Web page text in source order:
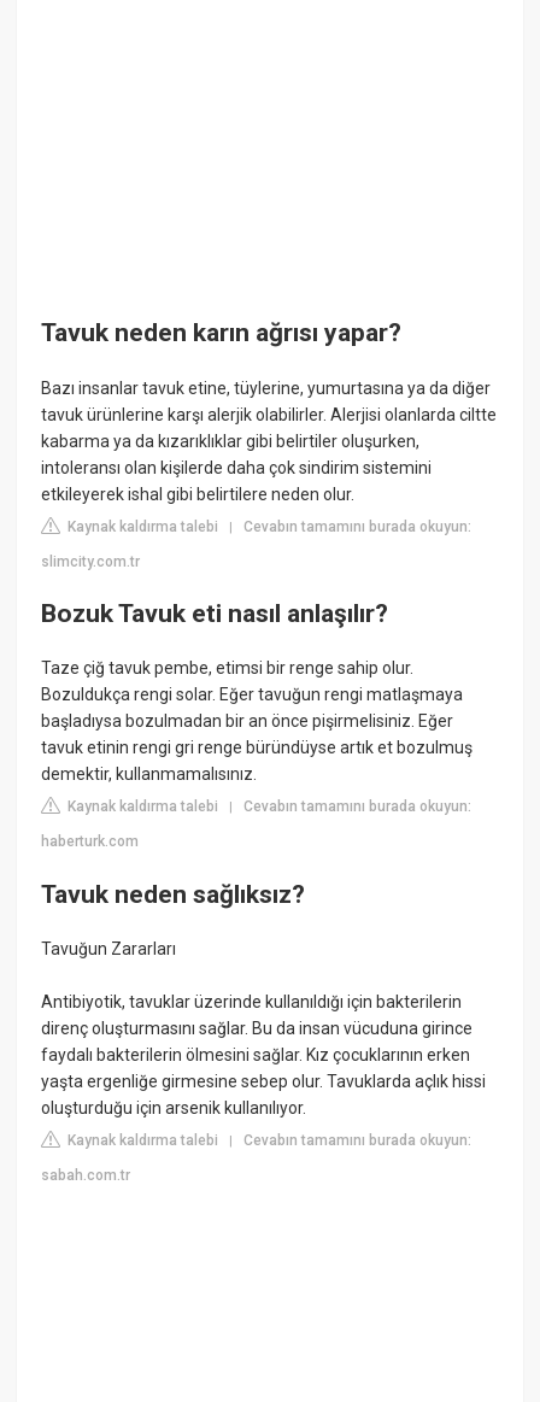
Tavuk neden karın ağrısı yapar?
Bazı insanlar tavuk etine, tüylerine, yumurtasına ya da diğer
tavuk ürünlerine karşı alerjik olabilirler. Alerjisi olanlarda ciltte
kabarma ya da kızarıklıklar gibi belirtiler oluşurken,
intoleransı olan kişilerde daha çok sindirim sistemini
etkileyerek ishal gibi belirtilere neden olur.
Kaynak kaldırma talebi |Cevabın tamamını burada okuyun:
slimcity.com.tr
Bozuk Tavuk eti nasıl anlaşılır?
Taze çiğ tavuk pembe, etimsi bir renge sahip olur.
Bozuldukça rengi solar. Eğer tavuğun rengi matlaşmaya
başladıysa bozulmadan bir an önce pişirmelisiniz. Eğer
tavuk etinin rengi gri renge büründüyse artık et bozulmuş
demektir, kullanmamalısınız.
Kaynak kaldırma talebi |Cevabın tamamını burada okuyun:
haberturk.com
Tavuk neden sağlıksız?
Tavuğun Zararları
Antibiyotik, tavuklar üzerinde kullanıldığı için bakterilerin
direnç oluşturmasını sağlar. Bu da insan vücuduna girince
faydalı bakterilerin ölmesini sağlar. Kız çocuklarının erken
yaşta ergenliğe girmesine sebep olur. Tavuklarda açlık hissi
oluşturduğu için arsenik kullanılıyor.
Kaynak kaldırma talebi |Cevabın tamamını burada okuyun:
sabah.com.tr